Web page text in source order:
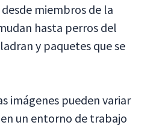
miembros de la
hasta perros del
y paquetes que se
imágenes pueden variar
un entorno de trabajo